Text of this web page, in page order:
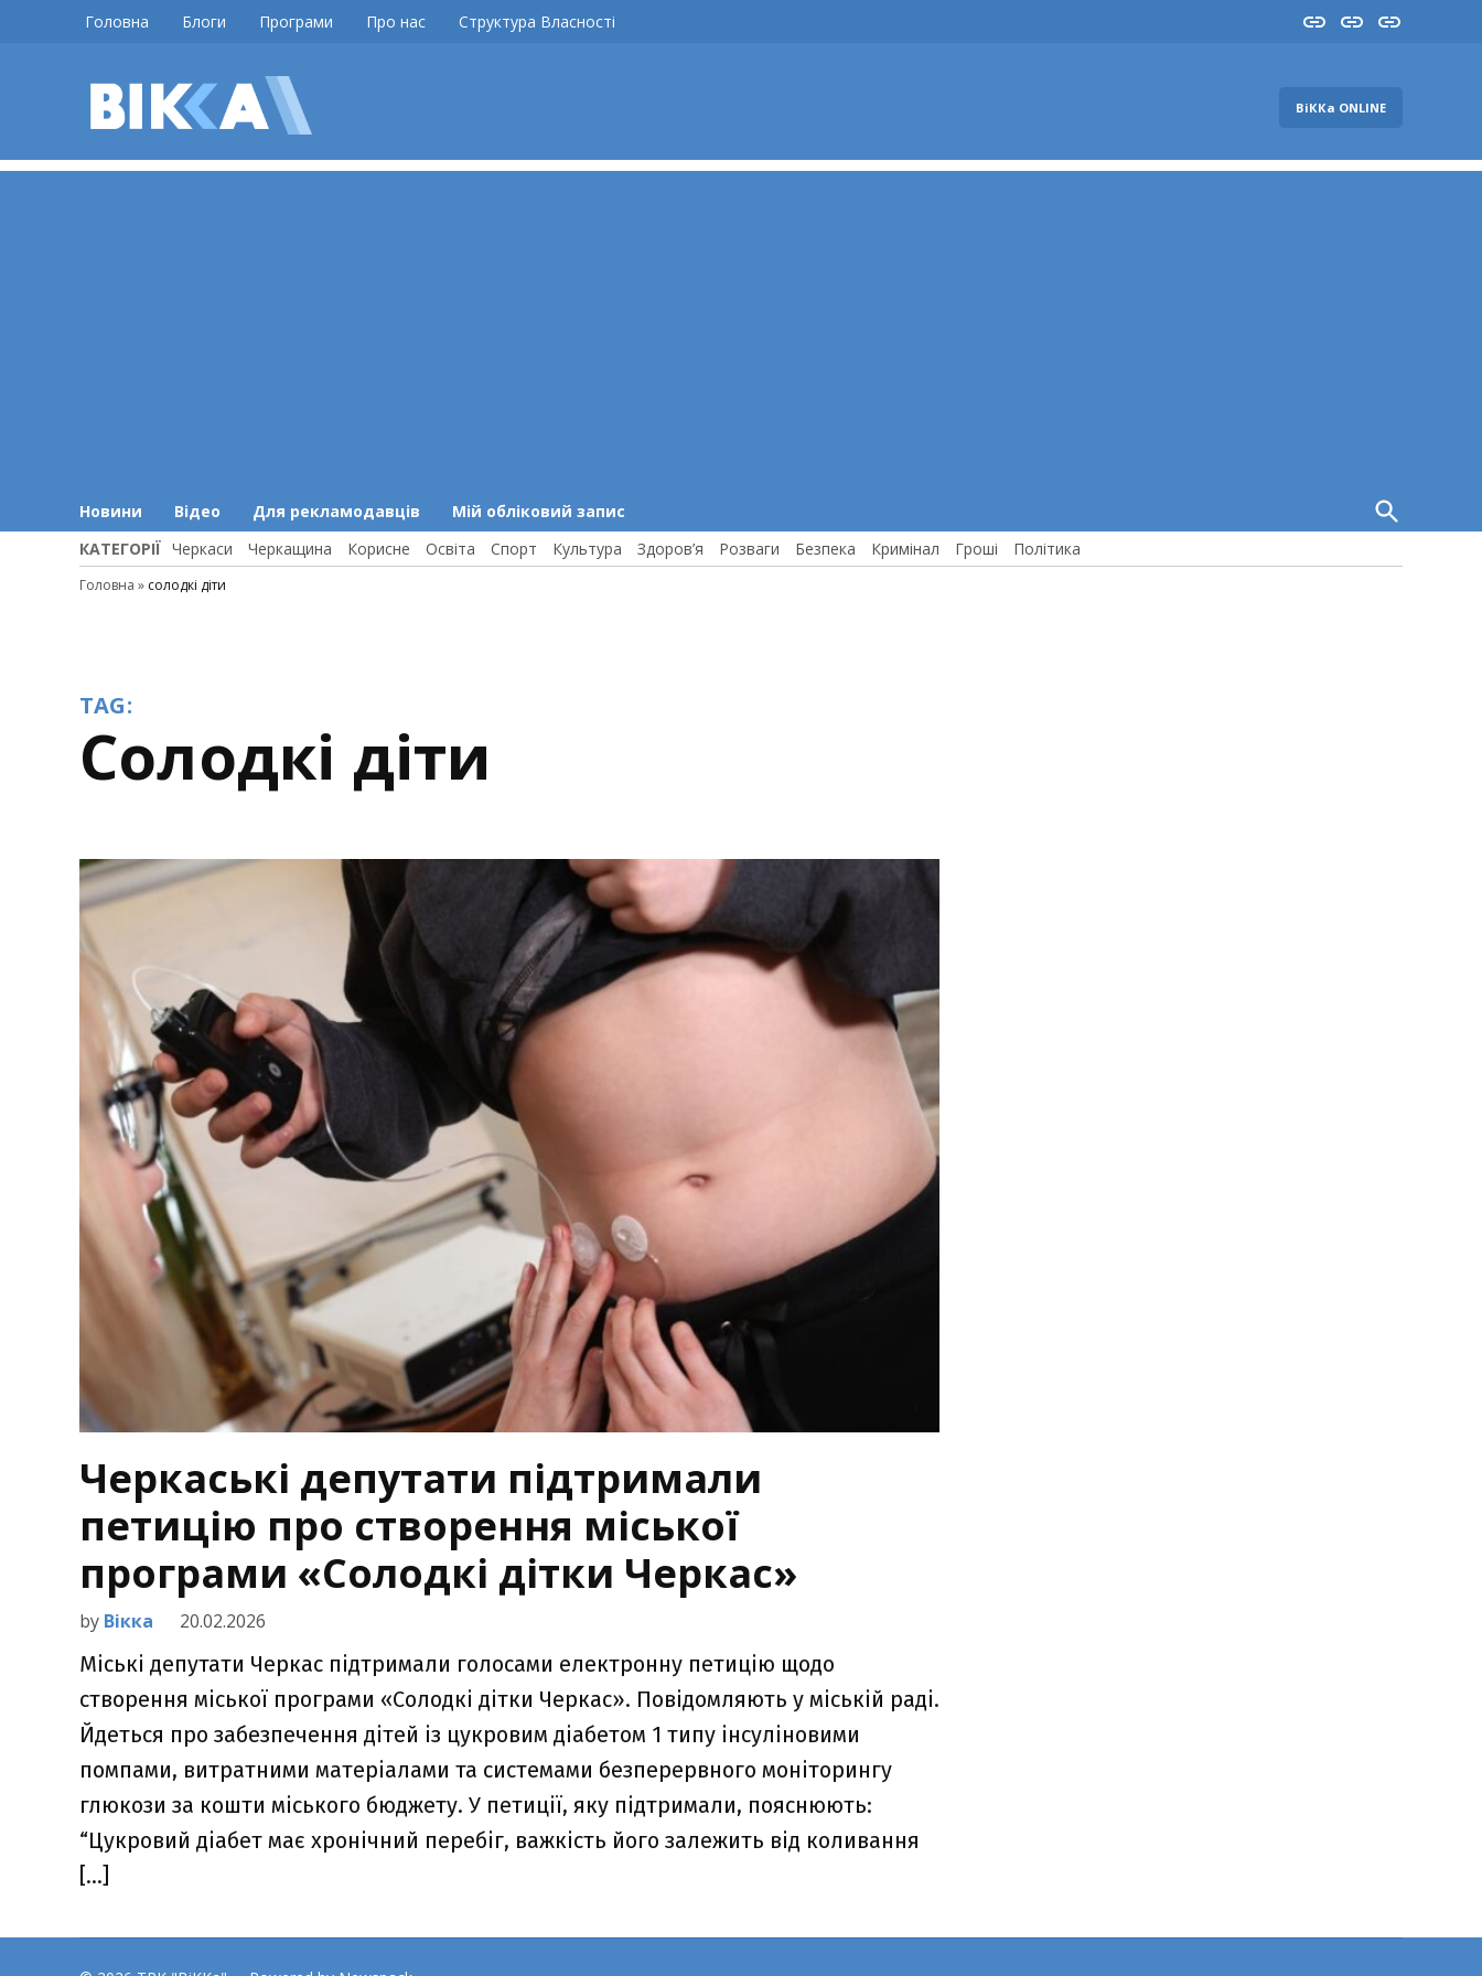
Головна Блоги Програми Про нас Структура Власності InstaYouTube
FB
ВіККа ONLINE
Новини Відео Для рекламодавців Мій обліковий запис
Open
Search
КАТЕГОРІЇ Черкаси Черкащина Корисне Освіта Спорт Культура Здоров’я Розваги Безпека Кримінал Гроші Політика
Головна » солодкі діти
TAG:
солодкі діти
Черкаські депутати підтримали
петицію про створення міської
програми «Солодкі дітки Черкас»
by Вікка 20.02.2026
Міські депутати Черкас підтримали голосами електронну петицію щодо
створення міської програми «Солодкі дітки Черкас». Повідомляють у міській раді.
Йдеться про забезпечення дітей із цукровим діабетом 1 типу інсуліновими
помпами, витратними матеріалами та системами безперервного моніторингу
глюкози за кошти міського бюджету. У петиції, яку підтримали, пояснюють:
“Цукровий діабет має хронічний перебіг, важкість його залежить від коливання
[…]